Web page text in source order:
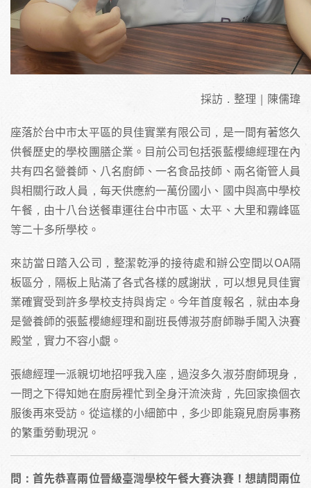
採訪．整理｜陳儒瑋
座落於台中市太平區的貝佳實業有限公司，是一間有著悠久
供餐歷史的學校團膳企業。目前公司包括張藍櫻總經理在內
共有四名營養師、八名廚師、一名食品技師、兩名衛管人員
與相關行政人員，每天供應約一萬份國小、國中與高中學校
午餐，由十八台送餐車運往台中市區、太平、大里和霧峰區
等二十多所學校。
來訪當日踏入公司，整潔乾淨的接待處和辦公空間以OA隔
板區分，隔板上貼滿了各式各樣的感謝狀，可以想見貝佳實
業確實受到許多學校支持與肯定。今年首度報名，就由本身
是營養師的張藍櫻總經理和副班長傅淑芬廚師聯手闖入決賽
殿堂，實力不容小覷。
張總經理一派親切地招呼我入座，過沒多久淑芬廚師現身，
一問之下得知她在廚房裡忙到全身汗流浹背，先回家換個衣
服後再來受訪。從這樣的小細節中，多少即能窺見廚房事務
的繁重勞動現況。
問：首先恭喜兩位晉級臺灣學校午餐大賽決賽！想請問兩位